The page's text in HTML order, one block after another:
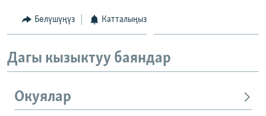
Бөлүшүңүз Катталыңыз
Дагы кызыктуу баяндар
Окуялар